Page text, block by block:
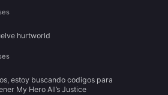
hurtworld
estoy buscando codigos para
My Hero All’s Justice